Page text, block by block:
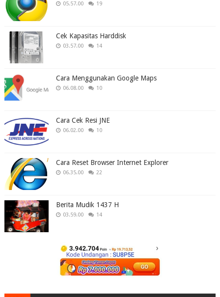
05.57.00 19
Cek Kapasitas Harddisk
03.57.00 14
Cara Menggunakan Google Maps
06.08.00 10
Cara Cek Resi JNE
06.02.00 10
Cara Reset Browser Internet Explorer
06.35.00 22
Berita Mudik 1437 H
03.59.00 14